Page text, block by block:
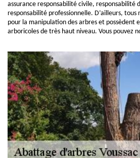
assurance responsabilité civile, responsabilité
responsabilité professionnelle. D’ailleurs, tous
pour la manipulation des arbres et possèdent
arboricoles de très haut niveau. Vous pouvez